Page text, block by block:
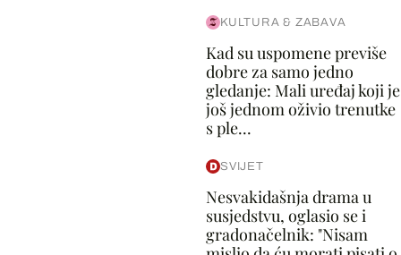
KULTURA & ZABAVA
Kad su uspomene previše
dobre za samo jedno
gledanje: Mali uređaj koji je
još jednom oživio trenutke
s ple...
SVIJET
Nesvakidašnja drama u
susjedstvu, oglasio se i
gradonačelnik: "Nisam